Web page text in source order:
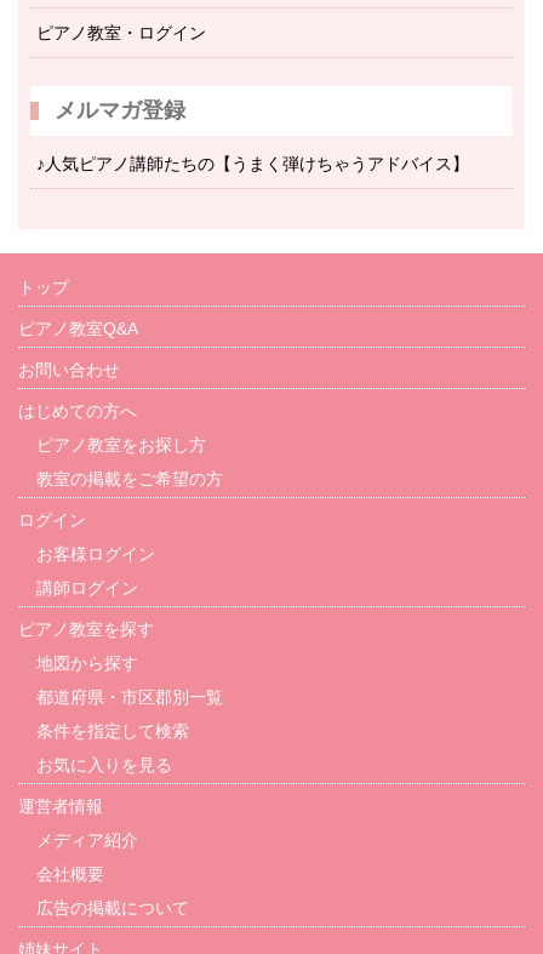
ピアノ教室・ログイン
メルマガ登録
♪人気ピアノ講師たちの【うまく弾けちゃうアドバイス】
トップ
ピアノ教室Q&A
お問い合わせ
はじめての方へ
ピアノ教室をお探し方
教室の掲載をご希望の方
ログイン
お客様ログイン
講師ログイン
ピアノ教室を探す
地図から探す
都道府県・市区郡別一覧
条件を指定して検索
お気に入りを見る
運営者情報
メディア紹介
会社概要
広告の掲載について
姉妹サイト